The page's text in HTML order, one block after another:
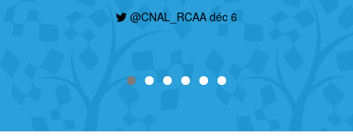
@CNAL_RCAA déc 6